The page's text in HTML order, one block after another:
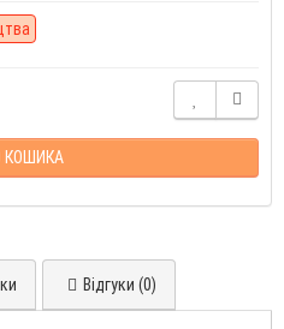
КОШИКА
Відгуки (0)